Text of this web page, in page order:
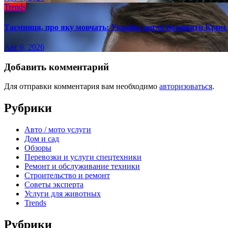
Trends
Таємниця, про яку мовчать: Україна могла ізолювати
Авг 6, 2026
Добавить комментарий
Для отправки комментария вам необходимо авторизоваться.
Рубрики
Авто / мото услуги
Дом и сад
Обзоры
Перевозки и услуги спецтехники
Ремонт и обслуживание техники
Строительство и ремонт
Советы эксперта
Услуги для животных
Trends
Рубрики